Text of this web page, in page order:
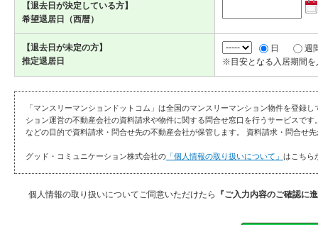
【退去日が決定している方】
希望退居日（西暦）
【退去日が未定の方】
推定退居日
日
週
※目安となる入居期間を
「マンスリーマンションドットコム」は全国のマンスリーマンション物件を登録
ション運営の不動産会社の資料請求や物件に関する問合せ窓口を行うサービスで
などの目的で資料請求・問合せ先の不動産会社が保管します。 資料請求・問合せ
グッド・コミュニケーション株式会社の 「個人情報の取り扱いについて」 はこちら
個人情報の取り扱いについてご同意いただけたら 『ご入力内容のご確認に